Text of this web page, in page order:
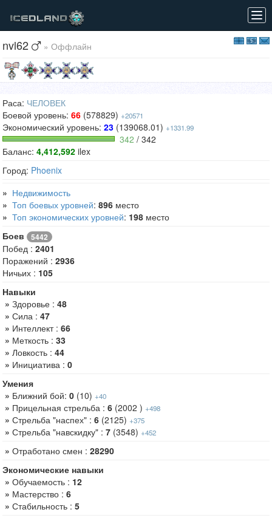
nvl62 » Оффлайн
Раса: ЧЕЛОВЕК
Боевой уровень: 66 (578829) +20571
Экономический уровень: 23 (139068.01) +1331.99
342 / 342
Баланс: 4,412,592 ilex
Город: Phoenix
» Недвижимость
» Топ боевых уровней: 896 место
» Топ экономических уровней: 198 место
Боев
5442
Побед : 2401
Поражений : 2936
Ничьих : 105
Навыки
» Здоровье : 48
» Сила : 47
» Интеллект : 66
» Меткость : 33
» Ловкость : 44
» Инициатива : 0
Умения
» Ближний бой: 0 (10) +40
» Прицельная стрельба : 6 (2002 ) +498
» Стрельба "наспех" : 6 (2125) +375
» Стрельба "навскидку" : 7 (3548) +452
» Отработано смен : 28290
Экономические навыки
» Обучаемость : 12
» Мастерство : 6
» Стабильность : 5